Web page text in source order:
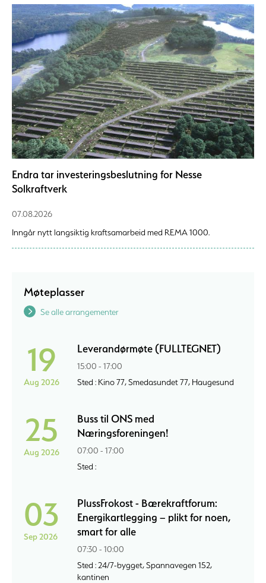
Endra tar investeringsbeslutning for Nesse
Solkraftverk
07.08.2026
Inngår nytt langsiktig kraftsamarbeid med REMA 1000.
Møteplasser
Se alle arrangementer
19
Aug 2026
Leverandørmøte (FULLTEGNET)
15:00 - 17:00
Sted : Kino 77, Smedasundet 77, Haugesund
25
Aug 2026
Buss til ONS med
Næringsforeningen!
07:00 - 17:00
Sted :
03
Sep 2026
PlussFrokost - Bærekraftforum:
Energikartlegging – plikt for noen,
smart for alle
07:30 - 10:00
Sted : 24/7-bygget, Spannavegen 152,
kantinen